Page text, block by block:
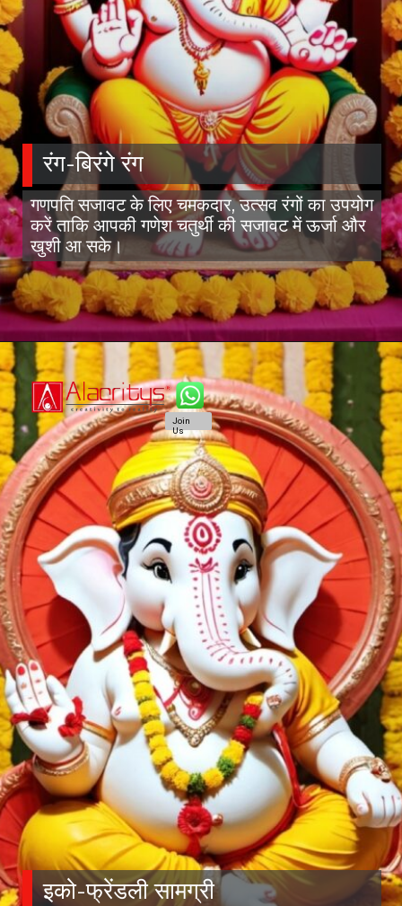
रंग-बिरंगे रंग
गणपति सजावट के लिए चमकदार, उत्सव रंगों का उपयोग
करें ताकि आपकी गणेश चतुर्थी की सजावट में ऊर्जा और
खुशी आ सके।
इको-फ्रेंडली सामग्री
Join
Us